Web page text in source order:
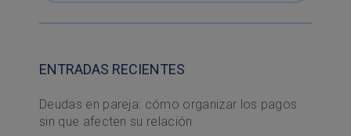
ENTRADAS RECIENTES
Deudas en pareja: cómo organizar los pagos
sin que afecten su relación